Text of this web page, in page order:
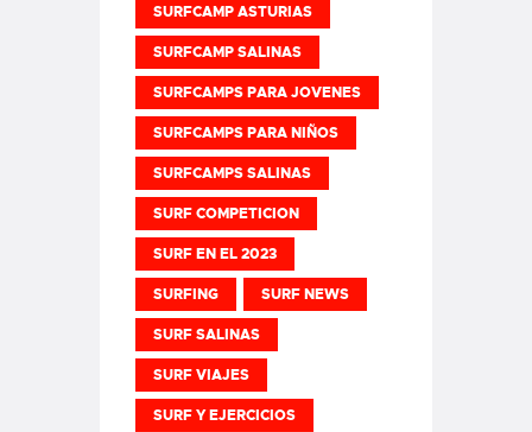
SURFCAMP ASTURIAS
SURFCAMP SALINAS
SURFCAMPS PARA JOVENES
SURFCAMPS PARA NIÑOS
SURFCAMPS SALINAS
SURF COMPETICION
SURF EN EL 2023
SURFING SURF NEWS
SURF SALINAS
SURF VIAJES
SURF Y EJERCICIOS